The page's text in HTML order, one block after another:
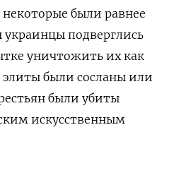
были равнее
украинцы подверглись
уничтожить их как
были сосланы или
были убиты
искусственным